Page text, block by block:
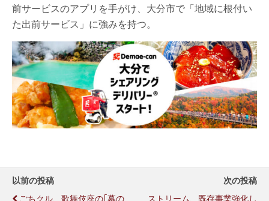
前サービスのアプリを手がけ、大分市で「地域に根付い
た出前サービス」に強みを持つ。
以前の投稿
ごちクル、歌舞伎座の｢幕の
次の投稿
ストリーム、既存事業強化し